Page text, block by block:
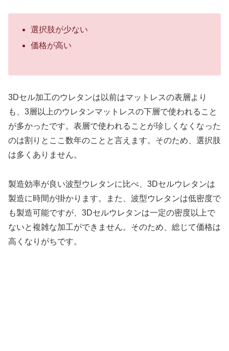
選択肢が少ない
価格が高い
3Dセル加工のウレタンは以前はマットレスの表層より
も、3層以上のウレタンマットレスの下層で使われること
が多かったです。表層で使われることが珍しくなくなった
のは割りとここ数年のことと言えます。そのため、選択肢
は多くありません。
製造効率が良い波型ウレタンに比べ、3Dセルウレタンは
製造に時間が掛かります。また、波型ウレタンは低密度で
も製造可能ですが、3Dセルウレタンは一定の密度以上で
ないと複雑な加工ができません。そのため、総じて価格は
高くなりがちです。